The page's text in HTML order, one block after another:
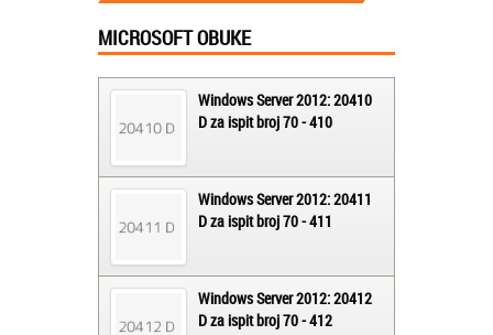
MICROSOFT OBUKE
Windows Server 2012: 20410
D za ispit broj 70 - 410
Windows Server 2012: 20411
D za ispit broj 70 - 411
Windows Server 2012: 20412
D za ispit broj 70 - 412